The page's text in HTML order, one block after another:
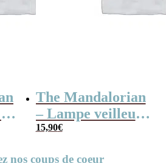
The Mandalorian
– Lampe veilleuse
– Grogu/Bébé
15,90€
nos coups de coeur